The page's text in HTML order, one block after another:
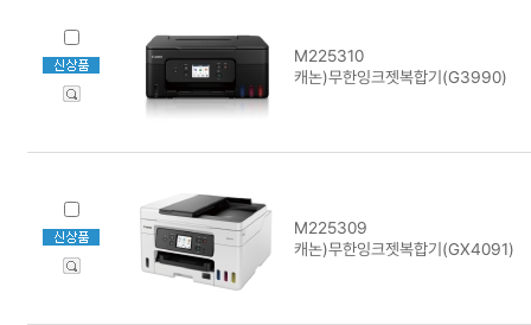
M225310
캐논)무한잉크젯복합기(G3990)
M225309
캐논)무한잉크젯복합기(GX4091)